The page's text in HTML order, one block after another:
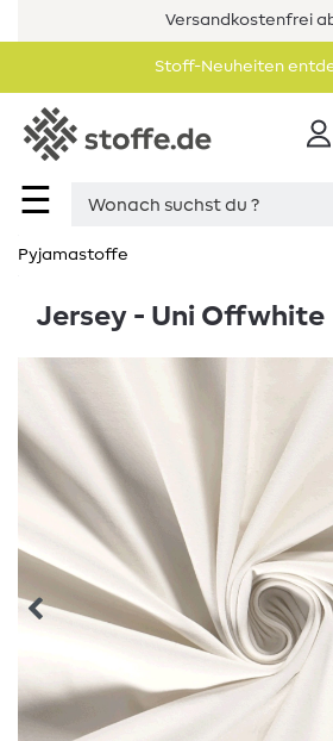
Versandkostenfrei
Stoff-Neuheiten
☰
Pyjamastoffe
Jersey - Uni Offwhite